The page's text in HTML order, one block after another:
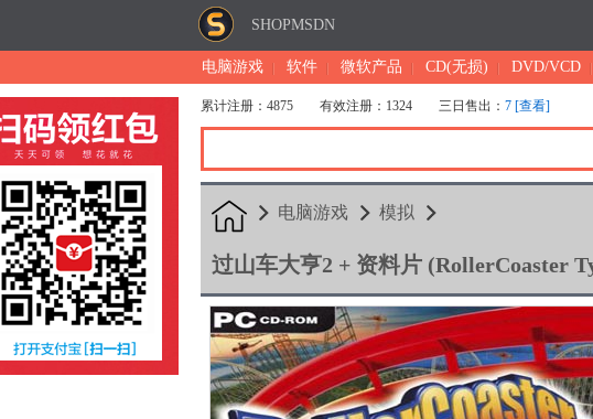
SHOPMSDN
电脑游戏 软件 微软产品 CD(无损) DVD/VCD
累计注册：4875 有效注册：1324 三日售出： 7 [查看]
电脑游戏 模拟
过山车大亨2 + 资料片 (RollerCoaster